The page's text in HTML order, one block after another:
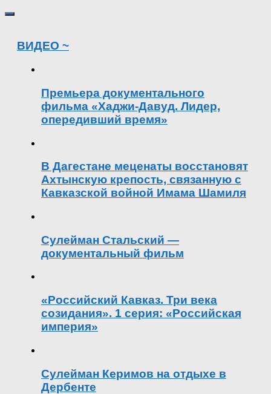
ВИДЕО ~
Премьера документального
фильма «Хаджи-Давуд. Лидер,
опередивший время»
В Дагестане меценаты восстановят
Ахтынскую крепость, связанную с
Кавказской войной Имама Шамиля
Сулейман Стальский —
документальный фильм
«Российский Кавказ. Три века
созидания». 1 серия: «Российская
империя»
Сулейман Керимов на отдыхе в
Дербенте